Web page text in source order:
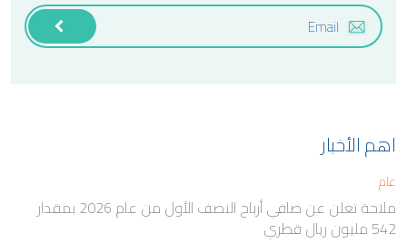
اهم الأخبار
عام
ملاحة تعلن عن صافي أرباح النصف الأول من عام 2026 بمقدار
542 مليون ريال قطري